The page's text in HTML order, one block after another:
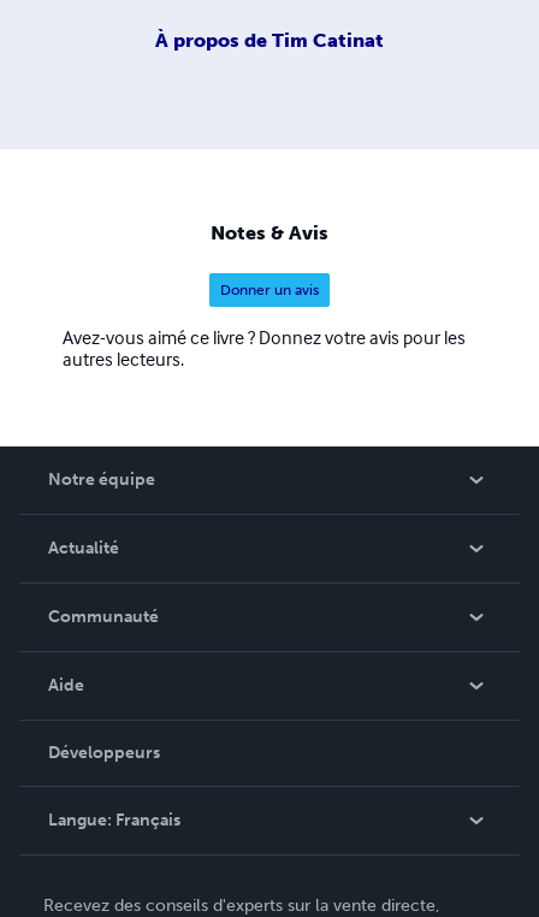
À propos de Tim Catinat
Notes & Avis
Donner un avis
Avez-vous aimé ce livre ? Donnez votre avis pour les
autres lecteurs.
Notre équipe
Qui sommes-nous ?
Actualité
Dans l'actualité
Communauté
Blog
Podcast
Aide
Recherche de commande
Base de connaissances
Contacter le service clientèle
Développeurs
Langue: Français
Recevez des conseils d'experts sur la vente directe,